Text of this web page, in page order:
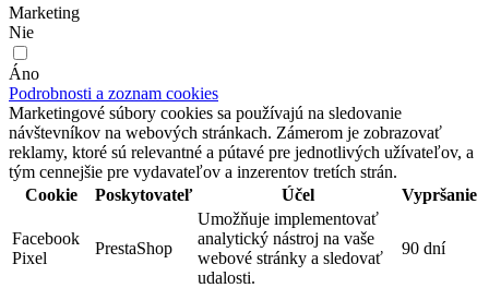
Marketing
Nie
Áno
Podrobnosti a zoznam cookies
Marketingové súbory cookies sa používajú na sledovanie
návštevníkov na webových stránkach. Zámerom je zobrazovať
reklamy, ktoré sú relevantné a pútavé pre jednotlivých užívateľov, a
tým cennejšie pre vydavateľov a inzerentov tretích strán.
Cookie
Poskytovateľ Účel Vypršanie
Facebook
Pixel
PrestaShop
Umožňuje implementovať
analytický nástroj na vaše
webové stránky a sledovať
udalosti.
90 dní